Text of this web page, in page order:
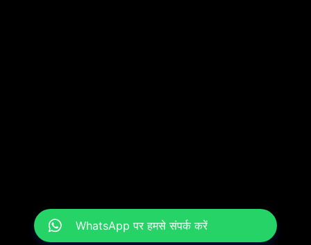
WhatsApp पर हमसे संपर्क करें